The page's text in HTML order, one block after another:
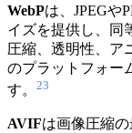
WebPは、JPEGや
イズを提供し、同
圧縮、透明性、ア
のプラットフォー
す。 23
AVIFは画像圧縮